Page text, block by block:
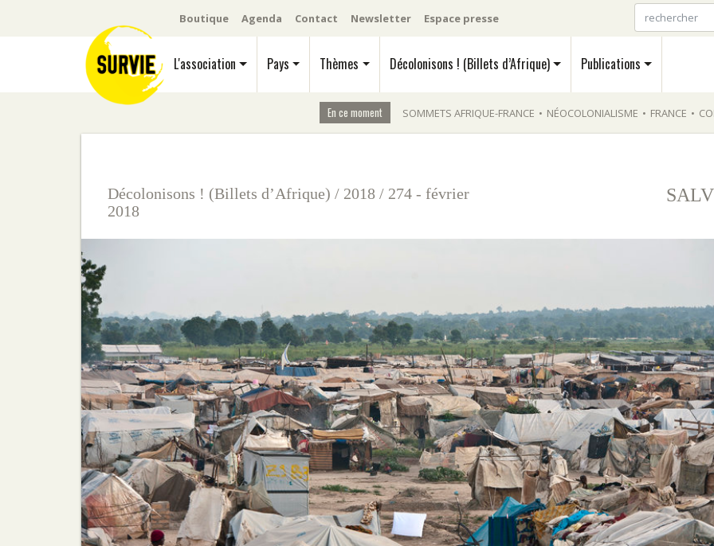
Boutique Agenda Contact Newsletter Espace presse
L'association Pays Thèmes Décolonisons ! (Billets d’Afrique) Publications
En ce moment SOMMETS AFRIQUE-FRANCE • NÉOCOLONIALISME • FRANCE •
Décolonisons ! (Billets d’Afrique) / 2018 / 274 - février
2018